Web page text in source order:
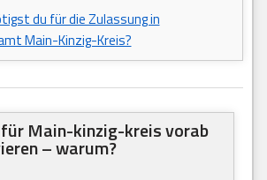
du für die Zulassung in
Main-Kinzig-Kreis?
für Main-kinzig-kreis vorab
– warum?